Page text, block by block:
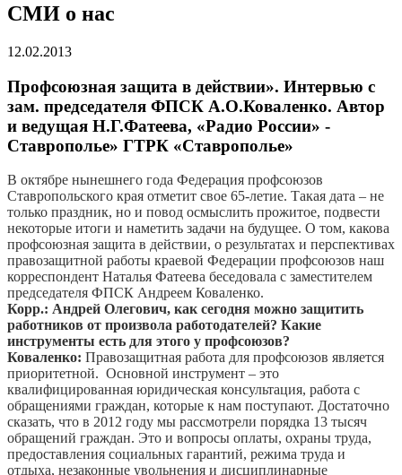
СМИ о нас
12.02.2013
Профсоюзная защита в действии». Интервью с
зам. председателя ФПСК А.О.Коваленко. Автор
и ведущая Н.Г.Фатеева, «Радио России» -
Ставрополье» ГТРК «Ставрополье»
В октябре нынешнего года Федерация профсоюзов
Ставропольского края отметит свое 65-летие. Такая дата – не
только праздник, но и повод осмыслить прожитое, подвести
некоторые итоги и наметить задачи на будущее. О том, какова
профсоюзная защита в действии, о результатах и перспективах
правозащитной работы краевой Федерации профсоюзов наш
корреспондент Наталья Фатеева беседовала с заместителем
председателя ФПСК Андреем Коваленко.
Корр.: Андрей Олегович, как сегодня можно защитить
работников от произвола работодателей? Какие
инструменты есть для этого у профсоюзов?
Коваленко: Правозащитная работа для профсоюзов является
приоритетной. Основной инструмент – это
квалифицированная юридическая консультация, работа с
обращениями граждан, которые к нам поступают. Достаточно
сказать, что в 2012 году мы рассмотрели порядка 13 тысяч
обращений граждан. Это и вопросы оплаты, охраны труда,
предоставления социальных гарантий, режима труда и
отдыха, незаконные увольнения и дисциплинарные